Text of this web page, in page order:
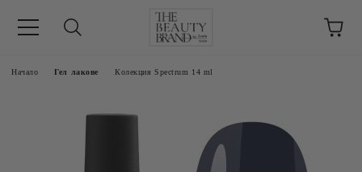
Начало Гел лакове Колекция Spectrum 14 ml